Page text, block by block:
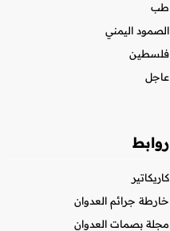
طب
الصمود اليمني
فلسطين
عاجل
روابط
كاريكاتير
خارطة جرائم العدوان
مجلة بصمات العدوان